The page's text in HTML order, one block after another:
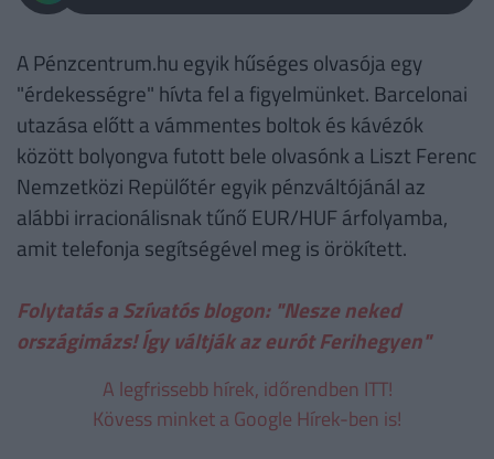
A Pénzcentrum.hu egyik hűséges olvasója egy
"érdekességre" hívta fel a figyelmünket. Barcelonai
utazása előtt a vámmentes boltok és kávézók
között bolyongva futott bele olvasónk a Liszt Ferenc
Nemzetközi Repülőtér egyik pénzváltójánál az
alábbi irracionálisnak tűnő EUR/HUF árfolyamba,
amit telefonja segítségével meg is örökített.
Folytatás a Szívatós blogon: "Nesze neked
országimázs! Így váltják az eurót Ferihegyen"
A legfrissebb hírek, időrendben ITT!
Kövess minket a Google Hírek-ben is!